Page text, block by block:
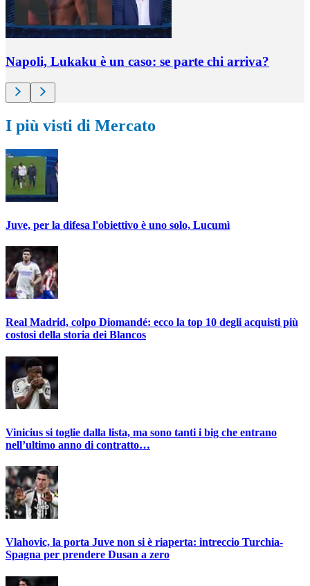
Napoli, Lukaku è un caso: se parte chi arriva?
I più visti di Mercato
Juve, per la difesa l'obiettivo è uno solo, Lucumì
Real Madrid, colpo Diomandé: ecco la top 10 degli acquisti più
costosi della storia dei Blancos
Vinicius si toglie dalla lista, ma sono tanti i big che entrano
nell’ultimo anno di contratto…
Vlahovic, la porta Juve non si è riaperta: intreccio Turchia-
Spagna per prendere Dusan a zero